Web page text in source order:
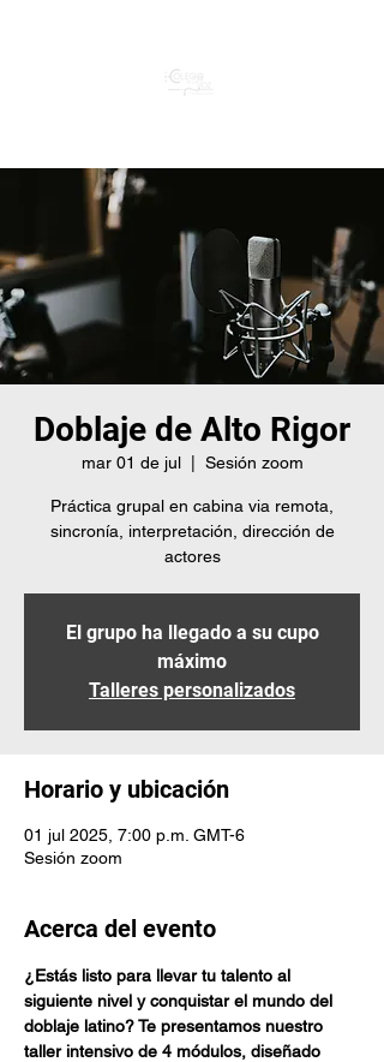
Doblaje de Alto Rigor
mar 01 de jul
  |
Sesión zoom
Práctica grupal en cabina via remota,
sincronía, interpretación, dirección de
actores
El grupo ha llegado a su cupo
máximo
Talleres personalizados
Horario y ubicación
01 jul 2025, 7:00 p.m. GMT-6
Sesión zoom
Acerca del evento
¿Estás listo para llevar tu talento al
siguiente nivel y conquistar el mundo del
doblaje latino? Te presentamos nuestro
taller intensivo de 4 módulos, diseñado